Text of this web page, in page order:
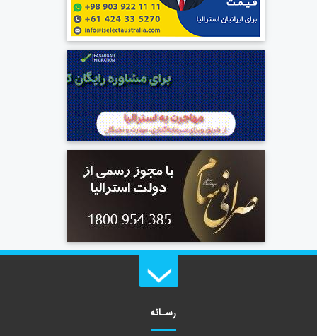
رسـانه